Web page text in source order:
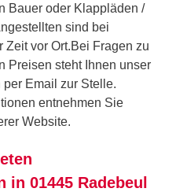
Bauer oder Klappläden /
sind bei
vor Ort.Bei Fragen zu
Preisen steht Ihnen unser
Email zur Stelle.
entnehmen Sie
Website.
01445 Radebeul